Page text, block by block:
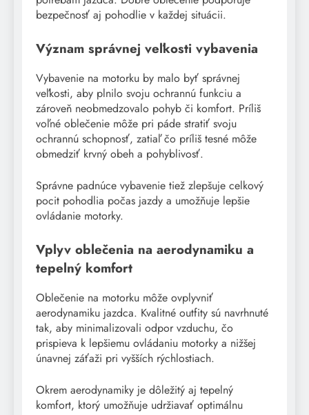
bezpečnosť aj pohodlie v každej situácii.
Význam správnej veľkosti vybavenia
Vybavenie na motorku by malo byť správnej
veľkosti, aby plnilo svoju ochrannú funkciu a
zároveň neobmedzovalo pohyb či komfort. Príliš
voľné oblečenie môže pri páde stratiť svoju
ochrannú schopnosť, zatiaľ čo príliš tesné môže
obmedziť krvný obeh a pohyblivosť.
Správne padnúce vybavenie tiež zlepšuje celkový
pocit pohodlia počas jazdy a umožňuje lepšie
ovládanie motorky.
Vplyv oblečenia na aerodynamiku a
tepelný komfort
Oblečenie na motorku môže ovplyvniť
aerodynamiku jazdca. Kvalitné outfity sú navrhnuté
tak, aby minimalizovali odpor vzduchu, čo
prispieva k lepšiemu ovládaniu motorky a nižšej
únavnej záťaži pri vyšších rýchlostiach.
Okrem aerodynamiky je dôležitý aj tepelný
komfort, ktorý umožňuje udržiavať optimálnu